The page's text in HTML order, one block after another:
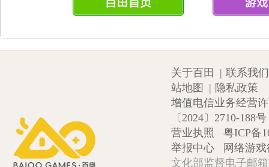
关于百田 | 联系我们
站地图
| 隐私政策
增值电信业务经营
〔2024〕2710-188号
营业执照
粤ICP备
举报中心
网络游
文化部监督电子邮